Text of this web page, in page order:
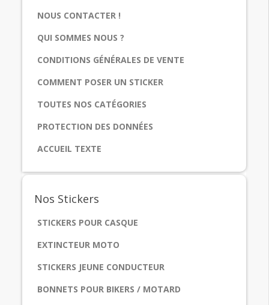
NOUS CONTACTER !
QUI SOMMES NOUS ?
CONDITIONS GÉNÉRALES DE VENTE
COMMENT POSER UN STICKER
TOUTES NOS CATÉGORIES
PROTECTION DES DONNÉES
ACCUEIL TEXTE
Nos Stickers
STICKERS POUR CASQUE
EXTINCTEUR MOTO
STICKERS JEUNE CONDUCTEUR
BONNETS POUR BIKERS / MOTARD